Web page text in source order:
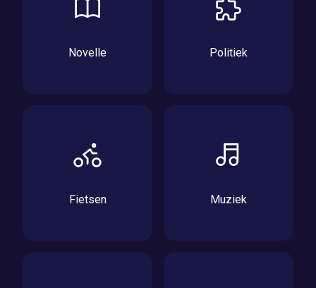
Novelle Politiek
Fietsen Muziek